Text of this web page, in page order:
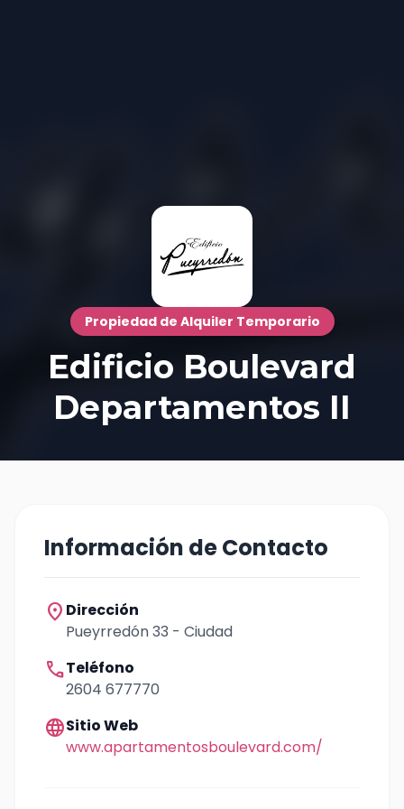
Propiedad de Alquiler Temporario
Edificio Boulevard
Departamentos II
Información de Contacto
location_on Dirección
Pueyrredón 33 - Ciudad
callTeléfono
2604 677770
languageSitio Web
www.apartamentosboulevard.com/